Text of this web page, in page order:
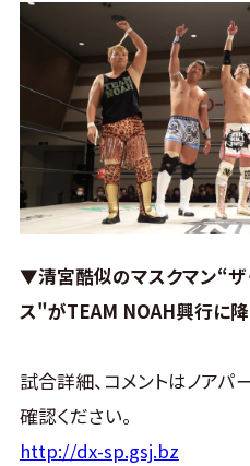
ス
リ
ン
グ・
ノ
ア
公
▼清宮酷似のマスクマン“ザ
ス"がTEAM NOAH興行に
試合詳細、コメントはノアパ
確認ください。
http://dx-sp.gsj.bz